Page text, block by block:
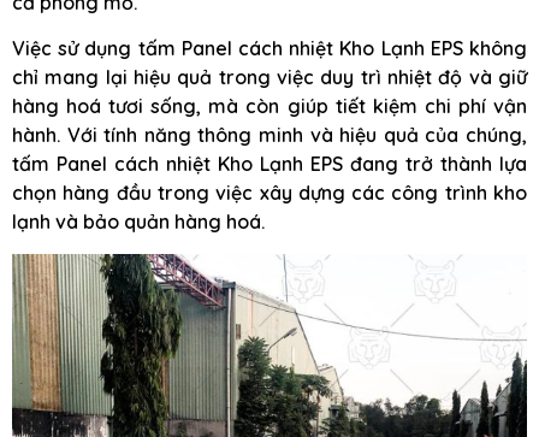
Việc sử dụng tấm Panel cách nhiệt Kho Lạnh EPS không
chỉ mang lại hiệu quả trong việc duy trì nhiệt độ và giữ
hàng hoá tươi sống, mà còn giúp tiết kiệm chi phí vận
hành. Với tính năng thông minh và hiệu quả của chúng,
tấm Panel cách nhiệt Kho Lạnh EPS đang trở thành lựa
chọn hàng đầu trong việc xây dựng các công trình kho
lạnh và bảo quản hàng hoá.